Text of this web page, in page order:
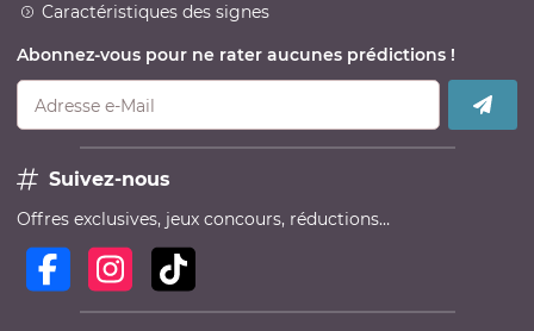
Caractéristiques des signes
Abonnez-vous pour ne rater aucunes prédictions !
Adresse e-Mail
Suivez-nous
Offres exclusives, jeux concours, réductions…